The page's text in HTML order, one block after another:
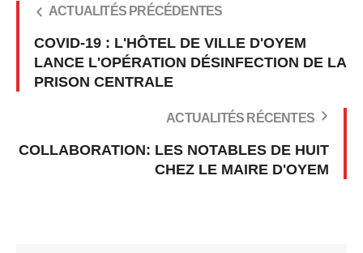
ACTUALITÉS PRÉCÉDENTES
COVID-19 : L'HÔTEL DE VILLE D'OYEM
LANCE L'OPÉRATION DÉSINFECTION DE LA
PRISON CENTRALE
ACTUALITÉS RÉCENTES
COLLABORATION: LES NOTABLES DE HUIT
CHEZ LE MAIRE D'OYEM